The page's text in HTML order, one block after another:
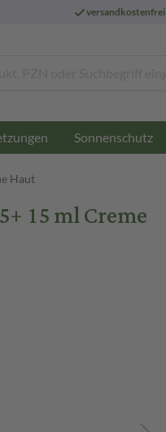
versandkostenfrei
Sonnenschutz
Haut
15 ml Creme